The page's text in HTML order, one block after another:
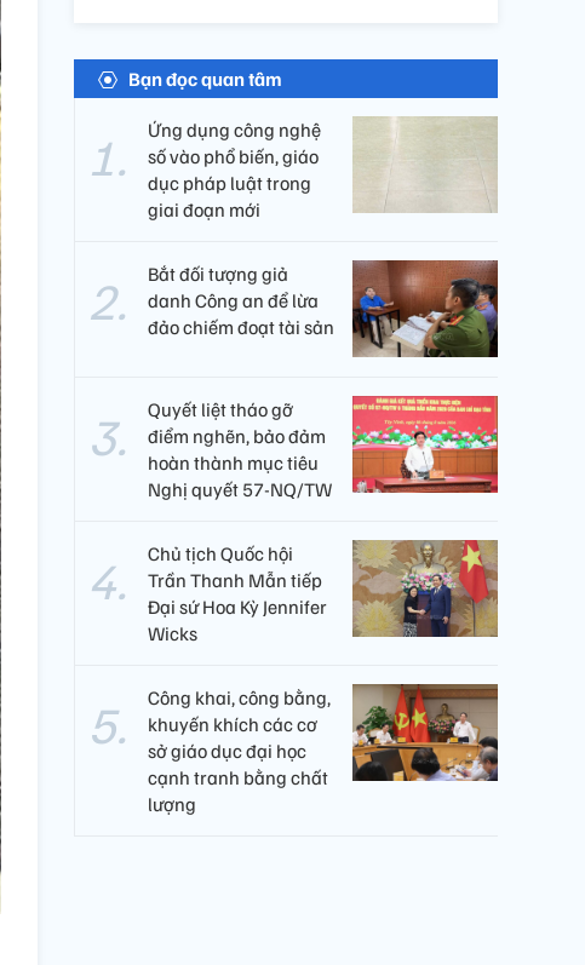
Bạn đọc quan tâm
Ứng dụng công nghệ
số vào phổ biến, giáo
dục pháp luật trong
giai đoạn mới
Bắt đối tượng giả
danh Công an để lừa
đảo chiếm đoạt tài sản
Quyết liệt tháo gỡ
điểm nghẽn, bảo đảm
hoàn thành mục tiêu
Nghị quyết 57-NQ/TW
Chủ tịch Quốc hội
Trần Thanh Mẫn tiếp
Đại sứ Hoa Kỳ Jennifer
Wicks
Công khai, công bằng,
khuyến khích các cơ
sở giáo dục đại học
cạnh tranh bằng chất
lượng​